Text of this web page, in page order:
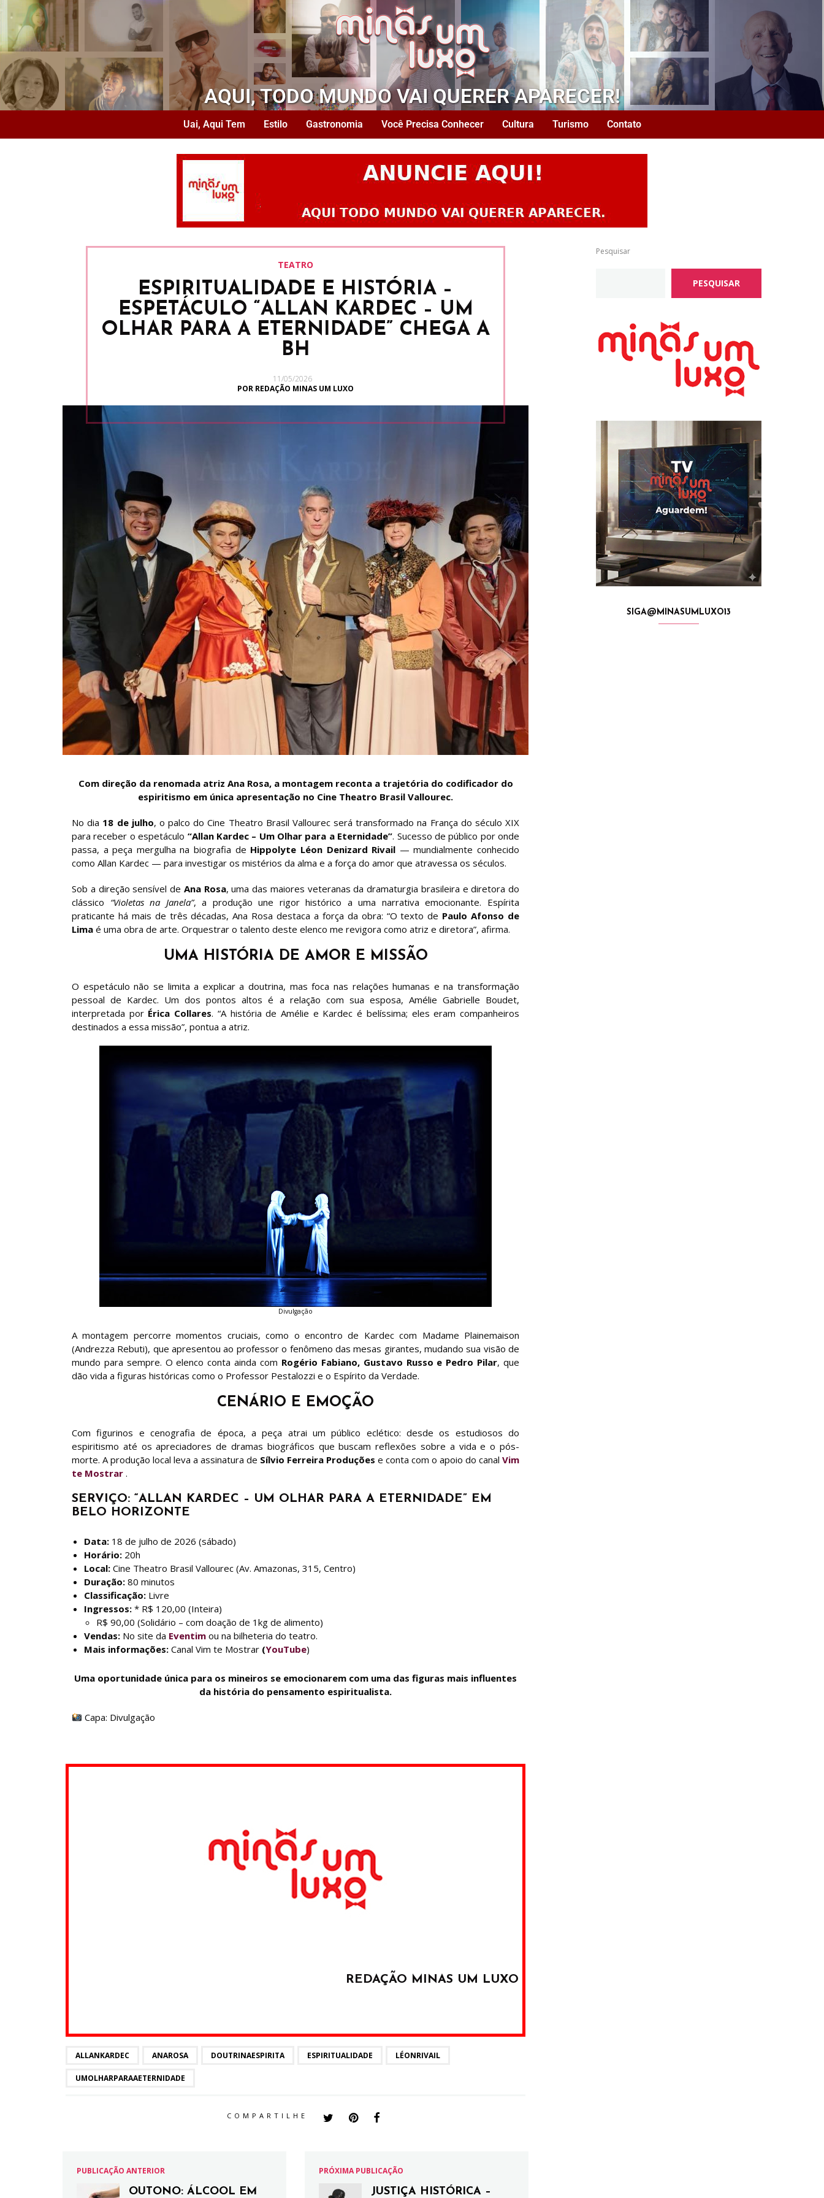
AQUI, TODO MUNDO VAI QUERER APARECER!
Uai, Aqui Tem Estilo Gastronomia Você Precisa Conhecer Cultura Turismo Contato
TEATRO
ESPIRITUALIDADE E HISTÓRIA –
ESPETÁCULO “ALLAN KARDEC – UM
OLHAR PARA A ETERNIDADE” CHEGA A
BH
11/05/2026
POR REDAÇÃO MINAS UM LUXO
Com direção da renomada atriz Ana Rosa, a montagem reconta a trajetória do codificador do
espiritismo em única apresentação no Cine Theatro Brasil Vallourec.
No dia 18 de julho, o palco do Cine Theatro Brasil Vallourec será transformado na França do século XIX
para receber o espetáculo “Allan Kardec – Um Olhar para a Eternidade”. Sucesso de público por onde
passa, a peça mergulha na biografia de Hippolyte Léon Denizard Rivail — mundialmente conhecido
como Allan Kardec — para investigar os mistérios da alma e a força do amor que atravessa os séculos.
Sob a direção sensível de Ana Rosa, uma das maiores veteranas da dramaturgia brasileira e diretora do
clássico “Violetas na Janela”, a produção une rigor histórico a uma narrativa emocionante. Espírita
praticante há mais de três décadas, Ana Rosa destaca a força da obra: “O texto de Paulo Afonso de
Lima é uma obra de arte. Orquestrar o talento deste elenco me revigora como atriz e diretora”, afirma.
UMA HISTÓRIA DE AMOR E MISSÃO
O espetáculo não se limita a explicar a doutrina, mas foca nas relações humanas e na transformação
pessoal de Kardec. Um dos pontos altos é a relação com sua esposa, Amélie Gabrielle Boudet,
interpretada por Érica Collares. “A história de Amélie e Kardec é belíssima; eles eram companheiros
destinados a essa missão”, pontua a atriz.
Divulgação
A montagem percorre momentos cruciais, como o encontro de Kardec com Madame Plainemaison
(Andrezza Rebuti), que apresentou ao professor o fenômeno das mesas girantes, mudando sua visão de
mundo para sempre. O elenco conta ainda com Rogério Fabiano, Gustavo Russo e Pedro Pilar, que
dão vida a figuras históricas como o Professor Pestalozzi e o Espírito da Verdade.
CENÁRIO E EMOÇÃO
Com figurinos e cenografia de época, a peça atrai um público eclético: desde os estudiosos do
espiritismo até os apreciadores de dramas biográficos que buscam reflexões sobre a vida e o pós-
morte. A produção local leva a assinatura de Sílvio Ferreira Produções e conta com o apoio do canal Vim
te Mostrar .
SERVIÇO: “ALLAN KARDEC – UM OLHAR PARA A ETERNIDADE” EM
BELO HORIZONTE
Data: 18 de julho de 2026 (sábado)
Horário: 20h
Local: Cine Theatro Brasil Vallourec (Av. Amazonas, 315, Centro)
Duração: 80 minutos
Classificação: Livre
Ingressos: * R$ 120,00 (Inteira)
R$ 90,00 (Solidário – com doação de 1kg de alimento)
Vendas: No site da Eventim ou na bilheteria do teatro.
Mais informações: Canal Vim te Mostrar (YouTube)
Uma oportunidade única para os mineiros se emocionarem com uma das figuras mais influentes
da história do pensamento espiritualista.
Capa: Divulgação
REDAÇÃO MINAS UM LUXO
ALLANKARDEC ANAROSA DOUTRINAESPIRITA ESPIRITUALIDADE LÉONRIVAIL
UMOLHARPARAAETERNIDADE
COMPARTILHE
PUBLICAÇÃO ANTERIOR
OUTONO: ÁLCOOL EM
PRÓXIMA PUBLICAÇÃO
JUSTIÇA HISTÓRICA –
Pesquisar
PESQUISAR
SIGA@MINASUMLUXO13